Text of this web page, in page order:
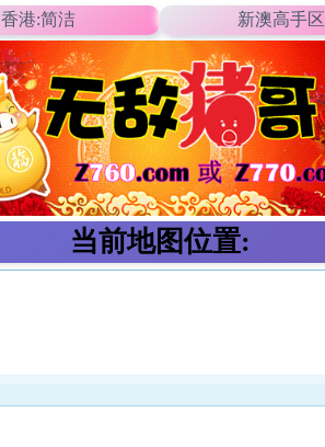
香港:简洁 新澳高手区
当前地图位置: